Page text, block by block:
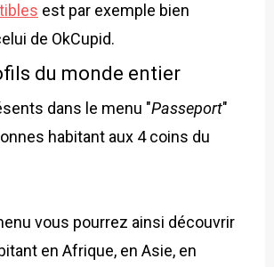
est par exemple bien
de OkCupid.
du monde entier
dans le menu "Passeport"
habitant aux 4 coins du
vous pourrez ainsi découvrir
en Afrique, en Asie, en